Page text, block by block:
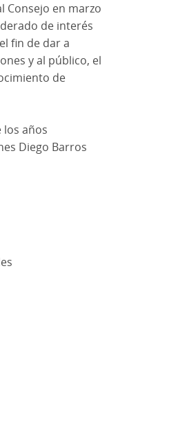
Consejo en marzo
de interés
fin de dar a
y al público, el
de
los años
Diego Barros